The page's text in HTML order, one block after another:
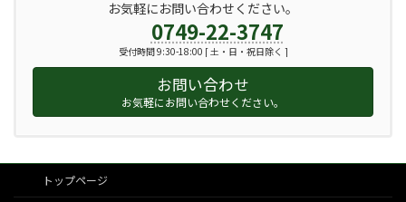
お気軽にお問い合わせください。
0749-22-3747
受付時間 9:30-18:00 [ 土・日・祝日除く ]
お問い合わせ
お気軽にお問い合わせください。
トップページ